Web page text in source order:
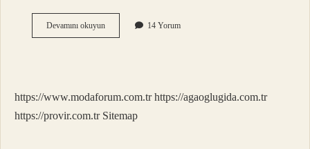
Devamını okuyunHakan
Adalı
14 Yorum
https://www.modaforum.com.tr https://agaoglugida.com.tr
https://provir.com.tr Sitemap